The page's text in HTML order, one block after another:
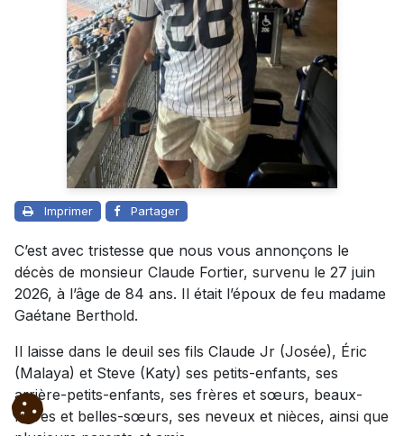
Imprimer Partager
C’est avec tristesse que nous vous annonçons le
décès de monsieur Claude Fortier, survenu le 27 juin
2026, à l’âge de 84 ans. Il était l’époux de feu madame
Gaétane Berthold.
Il laisse dans le deuil ses fils Claude Jr (Josée), Éric
(Malaya) et Steve (Katy) ses petits-enfants, ses
arrière-petits-enfants, ses frères et sœurs, beaux-
frères et belles-sœurs, ses neveux et nièces, ainsi que